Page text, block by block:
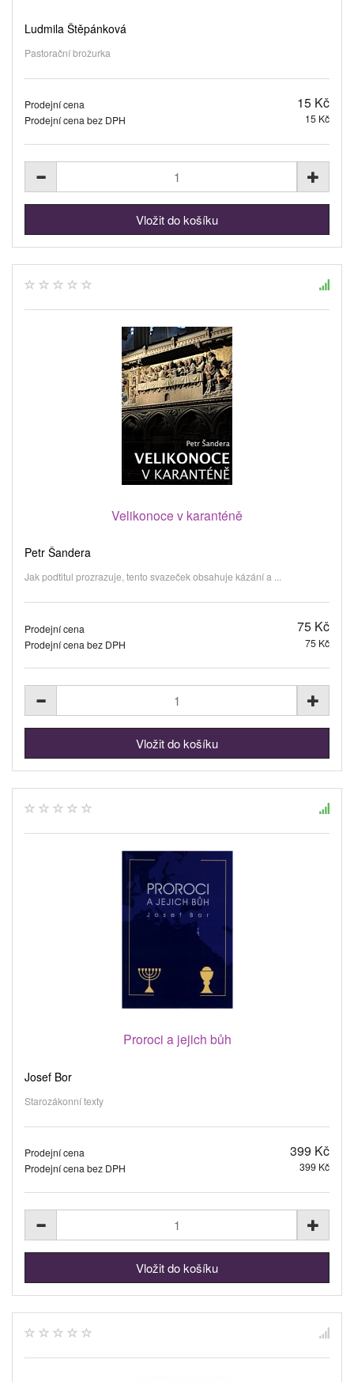
Ludmila Štěpánková
Pastorační brožurka
Prodejní cena 15 Kč
Prodejní cena bez DPH 15 Kč
Velikonoce v karanténě
Petr Šandera
Jak podtitul prozrazuje, tento svazeček obsahuje kázání a ...
Prodejní cena 75 Kč
Prodejní cena bez DPH 75 Kč
Proroci a jejich bůh
Josef Bor
Starozákonní texty
Prodejní cena 399 Kč
Prodejní cena bez DPH 399 Kč